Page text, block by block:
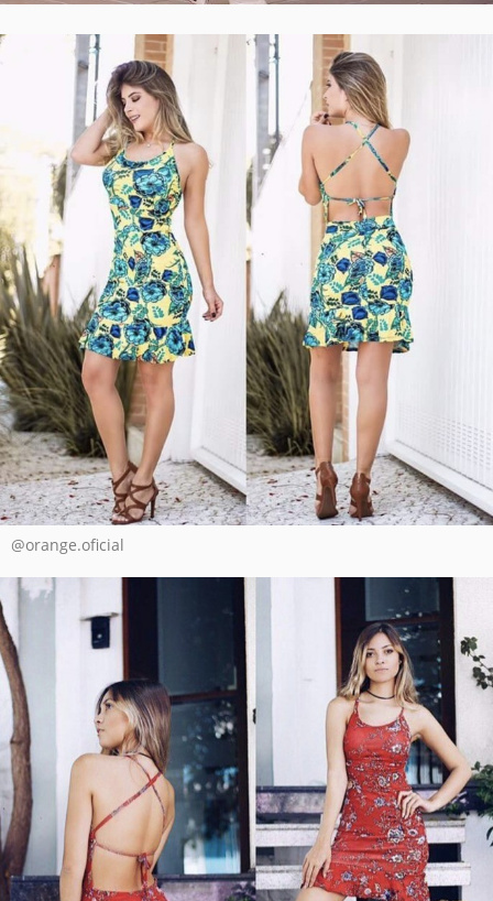
@orange.oficial